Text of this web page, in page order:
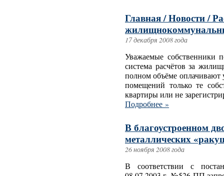
Главная / Новости /
17 декабря 2008 года
Уважаемые собственники
система расчётов за
полном объёме
помещений только те
квартиры или не
Подробнее »
В благоустроенном
металлических
26 ноября 2008 года
В соответствии с